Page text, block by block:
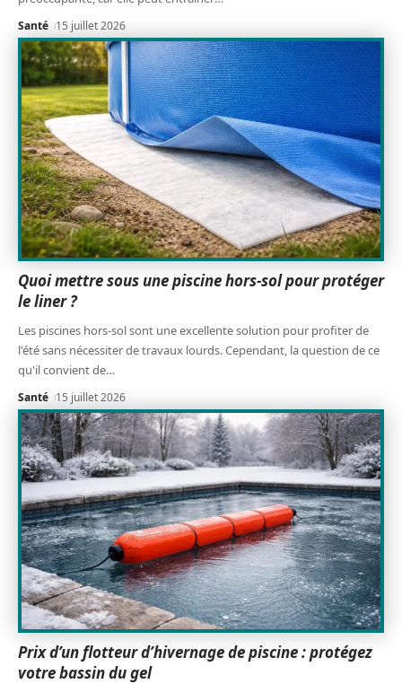
Santé 15 juillet 2026
Quoi mettre sous une piscine hors-sol pour protéger
le liner ?
Les piscines hors-sol sont une excellente solution pour profiter de
l'été sans nécessiter de travaux lourds. Cependant, la question de ce
qu'il convient de…
Santé 15 juillet 2026
Prix d’un flotteur d’hivernage de piscine : protégez
votre bassin du gel